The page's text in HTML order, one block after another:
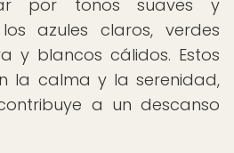
por tonos suaves y
azules claros, verdes
y blancos cálidos. Estos
la calma y la serenidad,
a un descanso